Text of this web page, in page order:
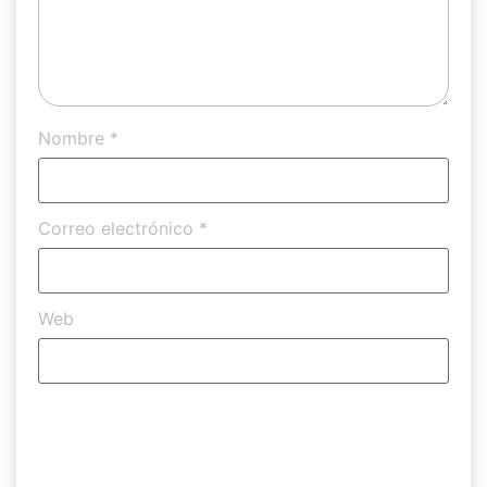
Nombre *
Correo electrónico *
Web